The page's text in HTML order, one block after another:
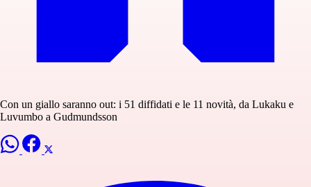
Con un giallo saranno out: i 51 diffidati e le 11 novità, da Lukaku e
Luvumbo a Gudmundsson